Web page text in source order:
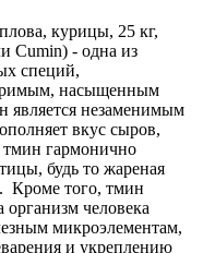
курицы, 25 кг,
Cumin) - одна из
специй,
насыщенным
является незаменимым
вкус сыров,
гармонично
будь то жареная
Кроме того, тмин
организм человека
микроэлементам,
и укреплению